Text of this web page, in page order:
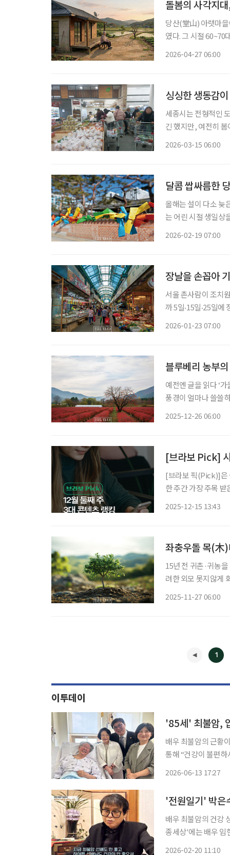
돌봄의 사각지
당산(堂山) 아랫마을
였다. 그 시절 60~70
2026-04-27 06:00
싱싱한 생동감
세종시는 전형적인
긴 했지만, 여전히
2026-03-15 06:00
달콤 쌉싸름한
올해는 설이 다소 늦
는 어린 시절 생일상
2026-02-19 07:00
장날을 손꼽아
서울 촌사람이 조치
까 5일‧15일‧25일
2026-01-23 07:00
블루베리 농부
예전엔 글을 읽다 ‘
풍경이 얼마나 쓸쓸
2025-12-26 06:00
[브라보 Pick]
[브라보 픽(Pick)]은
한 주간 가장 주목
2025-12-15 13:43
좌충우돌 목(木
15년 전 귀촌·귀농
려한 외모 못지않게
2025-11-27 06:00
1
이투데이
'85세' 최불암,
배우 최불암의 근황이 전해졌다. 13일 최휘영 문화체육관
통해 “건강이 불편하
2026-06-13 17:27
'전원일기' 박은
배우 최불암의 건강 상태
종세상'에는 배우 임
2026-02-20 11:10